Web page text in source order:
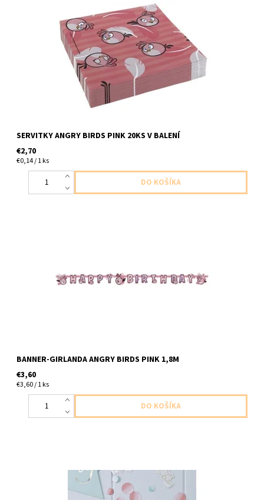
papierove servitky angry bierd ruzove 2vrstvove 20ks v balení
velkost 32,7x32,7cm
SERVITKY ANGRY BIRDS PINK 20KS V BALENÍ
€2,70
€0,14 / 1 ks
BANNER-GIRLANDA ANGRY BIRDS PINK 1,8M
€3,60
€3,60 / 1 ks
papierovo konfety 14g